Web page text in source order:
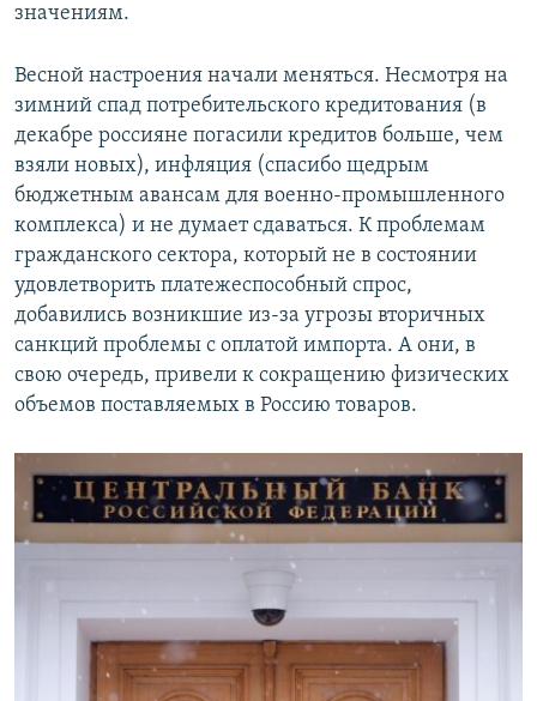
значениям.
Весной настроения начали меняться. Несмотря на
зимний спад потребительского кредитования (в
декабре россияне погасили кредитов больше, чем
взяли новых), инфляция (спасибо щедрым
бюджетным авансам для военно-промышленного
комплекса) и не думает сдаваться. К проблемам
гражданского сектора, который не в состоянии
удовлетворить платежеспособный спрос,
добавились возникшие из-за угрозы вторичных
санкций проблемы с оплатой импорта. А они, в
свою очередь, привели к сокращению физических
объемов поставляемых в Россию товаров.